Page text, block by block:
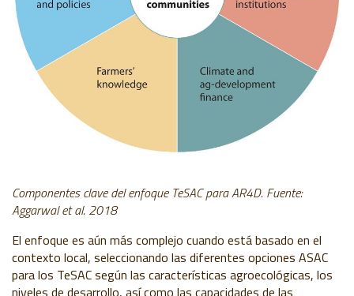
Componentes clave del enfoque TeSAC para AR4D. Fuente:
Aggarwal et al. 2018
El enfoque es aún más complejo cuando está basado en el
contexto local, seleccionando las diferentes opciones ASAC
para los TeSAC según las características agroecológicas, los
niveles de desarrollo, así como las capacidades de las